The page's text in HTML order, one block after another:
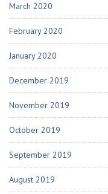
March 2020
February 2020
January 2020
December 2019
November 2019
October 2019
September 2019
August 2019